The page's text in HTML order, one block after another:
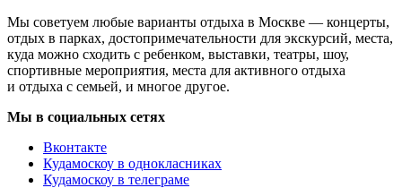
Мы советуем любые варианты отдыха в Москве — концерты,
отдых в парках, достопримечательности для экскурсий, места,
куда можно сходить с ребенком, выставки, театры, шоу,
спортивные мероприятия, места для активного отдыха
и отдыха с семьей, и многое другое.
Мы в социальных сетях
Вконтакте
Кудамоскоу в однокласниках
Кудамоскоу в телеграме